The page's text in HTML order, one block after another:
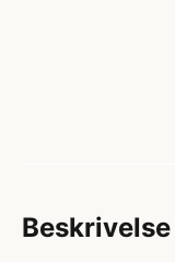
Beskrivelse